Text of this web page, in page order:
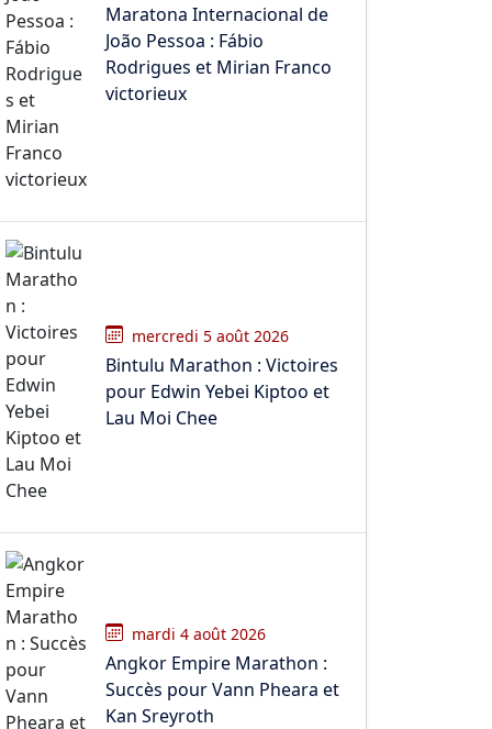
Maratona Internacional de
João Pessoa : Fábio
Rodrigues et Mirian Franco
victorieux
mercredi 5 août 2026
Bintulu Marathon : Victoires
pour Edwin Yebei Kiptoo et
Lau Moi Chee
mardi 4 août 2026
Angkor Empire Marathon :
Succès pour Vann Pheara et
Kan Sreyroth